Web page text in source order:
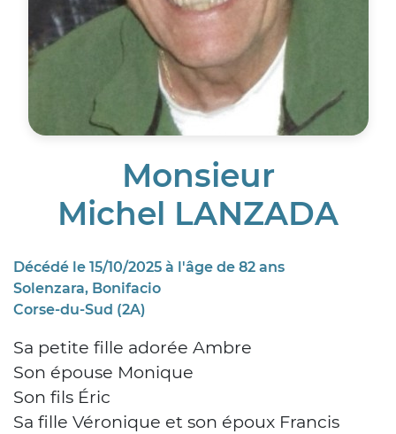
Monsieur
Michel LANZADA
Décédé le 15/10/2025 à l'âge de 82 ans
Solenzara, Bonifacio
Corse-du-Sud (2A)
Sa petite fille adorée Ambre
Son épouse Monique
Son fils Éric
Sa fille Véronique et son époux Francis